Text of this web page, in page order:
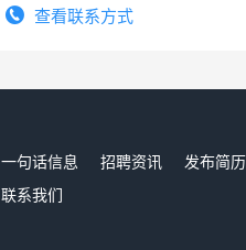
查看联系方式
一句话信息 招聘资讯 发布简历
联系我们